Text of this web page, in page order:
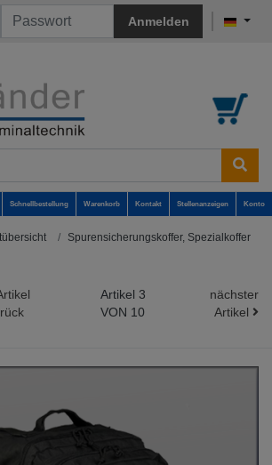
Anmelden
Schnellbestellung Warenkorb Kontakt Stellenanzeigen Konto
Spurensicherungskoffer, Spezialkoffer
Artikel 3
VON 10
nächster
Artikel